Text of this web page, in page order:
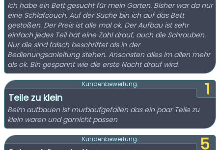
Ich habe ein Bett gesucht für mein Garten. Bisher war da nur
eine Schlafcouch. Auf der Suche bin ich auf das Bett
gestoßen. Der Preis ist alle mal ok. Der Aufbau ist sehr
einfach jedes Teil hat eine Zahl drauf, auch die Schrauben.
Nur die sind falsch beschriftet als in der
Bedienungsanleitung stehen. Ansonsten alles im allen mehr
als ok. Bin gespannt wie die erste Nacht drauf wird.
1
Kundenbewertung:
Teile zu klein
Beim aufbauen ist murbaufgefallen das ein paar Teile zu
klein waren und garnicht passen
5
Kundenbewertung: